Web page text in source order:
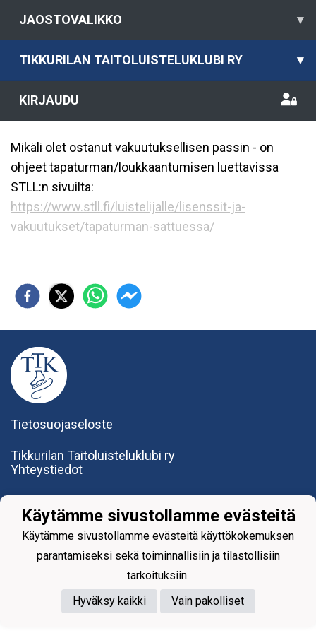
JAOSTOVALIKKO ▾
TIKKURILAN TAITOLUISTELUKLUBI RY ▾
KIRJAUDU
Mikäli olet ostanut vakuutuksellisen passin - on
ohjeet tapaturman/loukkaantumisen luettavissa
STLL:n sivuilta:
https://www.stll.fi/luistelijalle/lisenssit-ja-
vakuutukset/tapaturman-sattuessa/
Tietosuojaseloste
Tikkurilan Taitoluisteluklubi ry
Yhteystiedot
Käytämme sivustollamme evästeitä
Käytämme sivustollamme evästeitä käyttökokemuksen
parantamiseksi sekä toiminnallisiin ja tilastollisiin
tarkoituksiin.
Hyväksy kaikki
Vain pakolliset